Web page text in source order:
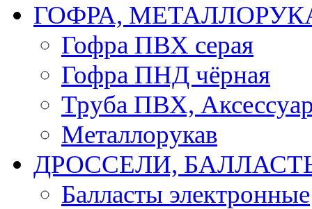
ГОФРА,
Гофра ПВХ серая
Гофра ПНД чёрная
Труба ПВХ,
Металлорукав
ДРОССЕЛИ,
Балласты электронные